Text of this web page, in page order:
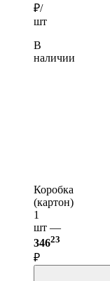
₽/
шт
В
наличии
Коробка
(картон)
1
шт —
34623
₽